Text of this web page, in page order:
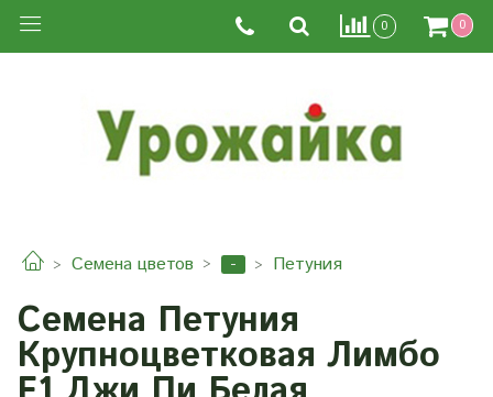
0 0
Семена цветов - Петуния
Семена Петуния
Крупноцветковая Лимбо